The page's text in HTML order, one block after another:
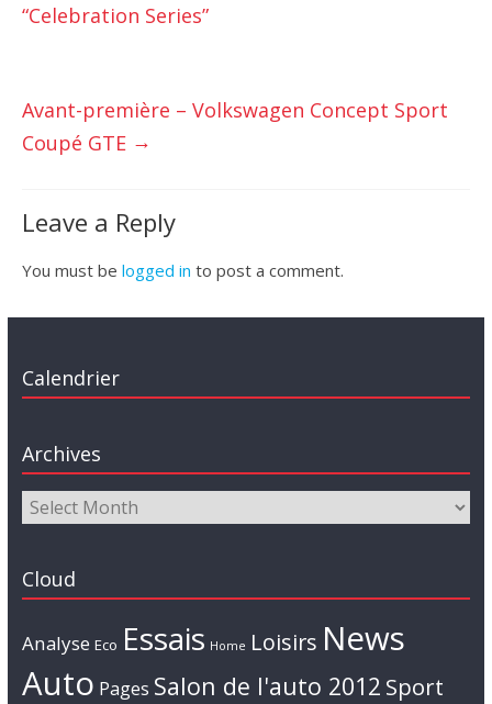
“Celebration Series”
Avant-première – Volkswagen Concept Sport
Coupé GTE →
Leave a Reply
You must be logged in to post a comment.
Calendrier
Archives
Cloud
Analyse Eco Essais Home Loisirs News
Auto Pages Salon de l'auto 2012 Sport